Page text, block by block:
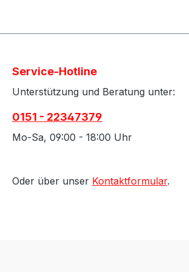
Service-Hotline
Unterstützung und Beratung unter:
0151 - 22347379
Mo-Sa, 09:00 - 18:00 Uhr
Oder über unser Kontaktformular.